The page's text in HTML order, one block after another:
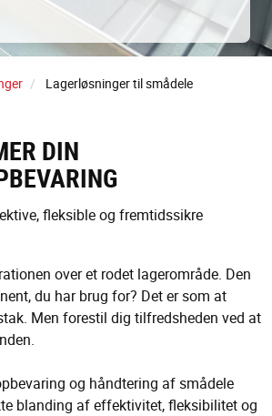
Lagerløsninger til smådele
DIN
fleksible og fremtidssikre
over et rodet lagerområde. Den
du har brug for? Det er som at
Men forestil dig tilfredsheden ved at
og håndtering af smådele
blanding af effektivitet, fleksibilitet og